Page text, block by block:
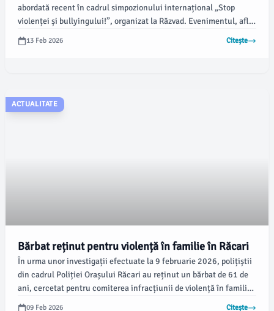
abordată recent în cadrul simpozionului internațional „Stop
violenței și bullyingului!”, organizat la Răzvad. Evenimentul, aflat
la cea de-a șasea ediție, a avut loc la Școala Gimnazială Răzvad,
în colaborare cu administrația locală, conform
13 Feb 2026 Citește
ACTUALITATE
Bărbat reținut pentru violență în familie în Răcari
În urma unor investigații efectuate la 9 februarie 2026, polițiștii
din cadrul Poliției Orașului Răcari au reținut un bărbat de 61 de
ani, cercetat pentru comiterea infracțiunii de violență în familie.
Măsura a fost dispusă pe baza probatoriului administrat sub
09 Feb 2026 Citește